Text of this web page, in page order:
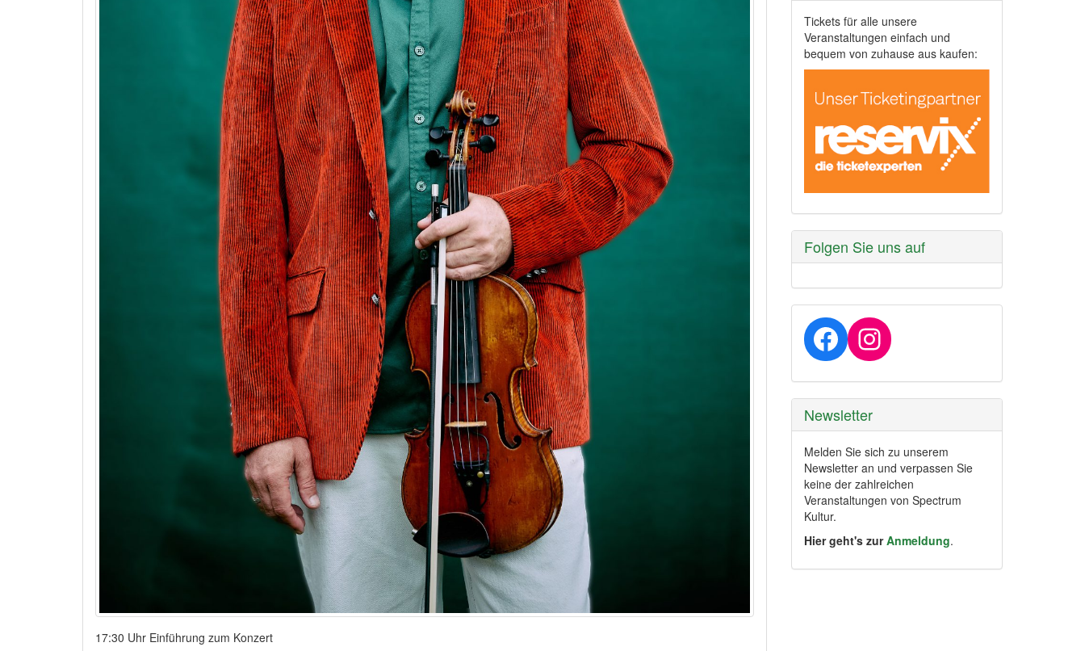
17:30 Uhr Einführung zum Konzert
Tickets für alle unsere
Veranstaltungen einfach und
bequem von zuhause aus kaufen:
Folgen Sie uns auf
Facebook
Instagram
Newsletter
Melden Sie sich zu unserem
Newsletter an und verpassen Sie
keine der zahlreichen
Veranstaltungen von Spectrum
Kultur.
Hier geht's zurAnmeldung.